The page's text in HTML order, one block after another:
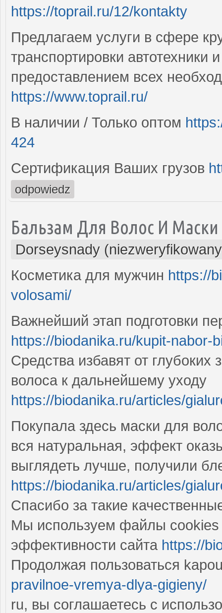
https://toprail.ru/12/kontakty
Предлагаем услуги в сфере
транспортировки автотехники
предоставлением всех
https://www.toprail.ru/
В наличии / Только оптом
424
Сертификация Ваших грузов
odpowiedz
Бальзам Для Волос И Маски
Dorseysnady
Косметика для мужчин https://
volosami/
Важнейший этап подготовки
https://biodanika.ru/kupit-nabor-
Средства избавят от глубоких
волоса к дальнейшему уходу
https://biodanika.ru/articles/
Покупала здесь маски для
вся натуральная, эффект
выглядеть лучше, получили
https://biodanika.ru/articles/
Спасибо за такие
Мы используем файлы
эффективности сайта https://
Продолжая пользоваться
pravilnoe-vremya-dlya-gigieny/
ru, вы соглашаетесь с